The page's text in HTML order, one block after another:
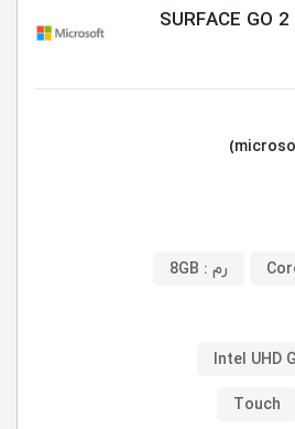
رم : 8GB
Touch